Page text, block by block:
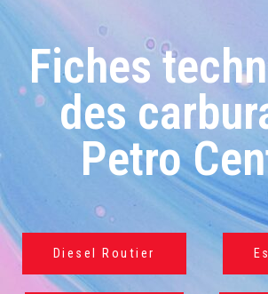
Fiches
des
Petro
Diesel Routier